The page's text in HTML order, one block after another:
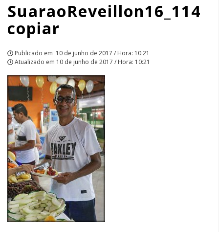
SuaraoReveillon16_114
copiar
Publicado em 10 de junho de 2017 / Hora: 10:21
Atualizado em 10 de junho de 2017 / Hora: 10:21